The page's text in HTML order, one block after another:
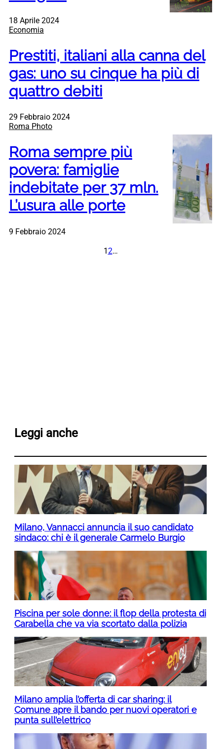
18 Aprile 2024
Economia
Prestiti, italiani alla canna del
gas: uno su cinque ha più di
quattro debiti
29 Febbraio 2024
Roma Photo
Roma sempre più
povera: famiglie
indebitate per 37 mln.
L’usura alle porte
9 Febbraio 2024
1 2…
Leggi anche
Milano, Vannacci annuncia il suo candidato
sindaco: chi è il generale Carmelo Burgio
Piscina per sole donne: il flop della protesta di
Carabella che va via scortato dalla polizia
Milano amplia l’offerta di car sharing: il
Comune apre il bando per nuovi operatori e
punta sull’elettrico